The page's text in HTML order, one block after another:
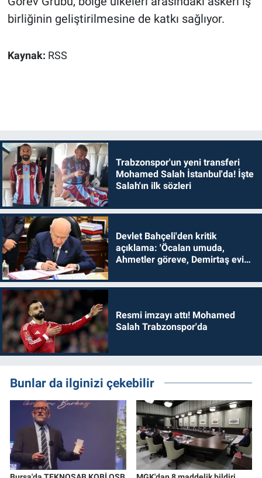
birliğinin geliştirilmesine de katkı sağlıyor.
Kaynak: RSS
Trabzonspor'un yeni transferi
Mohamed Salah İstanbul'da! İşte
Salah'ın ilk sözleri
Devlet Bahçeli'den kritik
açıklama: 'Öcalan umuda,
Ahmetler göreve, Demirtaş evine
Resmi imzayı attı! Mohamed
Salah Trabzonspor'da
Bunlar da ilginizi çekebilir